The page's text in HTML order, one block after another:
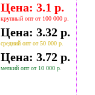
Цена: 3.1 р.
крупный опт от 100 000 р.
Цена: 3.32 р.
средний опт от 50 000 р.
Цена: 3.72 р.
мелкий опт от 10 000 р.